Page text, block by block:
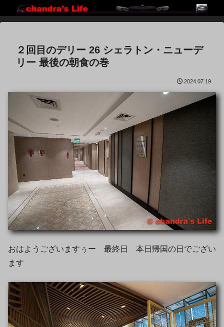
２回目のデリー 26 シェラトン・ニューデ
リー 最後の朝食の巻
2024.07.19
おはようございますぅー 最終日 本日帰国の日でござい
ます